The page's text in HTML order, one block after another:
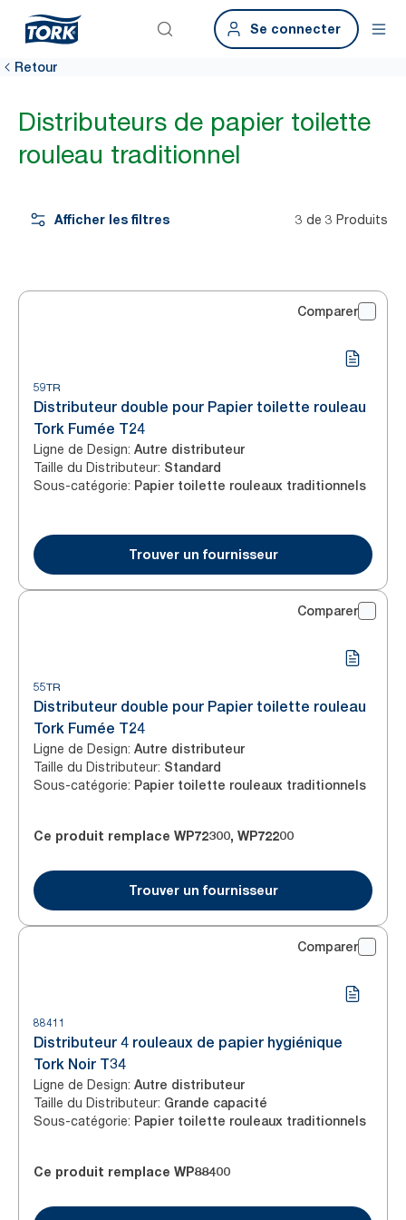
Se connecter
Retour
Distributeurs de papier toilette
rouleau traditionnel
Afficher les filtres 3 de 3 Produits
Comparer
59TR
Distributeur double pour Papier toilette rouleau
Tork Fumée T24
Ligne de Design: Autre distributeur
Taille du Distributeur: Standard
Sous-catégorie: Papier toilette rouleaux traditionnels
Trouver un fournisseur
Comparer
55TR
Distributeur double pour Papier toilette rouleau
Tork Fumée T24
Ligne de Design: Autre distributeur
Taille du Distributeur: Standard
Sous-catégorie: Papier toilette rouleaux traditionnels
Ce produit remplace WP72300, WP72200
Trouver un fournisseur
Comparer
88411
Distributeur 4 rouleaux de papier hygiénique
Tork Noir T34
Ligne de Design: Autre distributeur
Taille du Distributeur: Grande capacité
Sous-catégorie: Papier toilette rouleaux traditionnels
Ce produit remplace WP88400